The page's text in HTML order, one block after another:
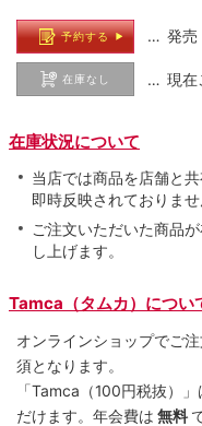
予約する … 発売
在庫なし … 現在
在庫状況について
当店では商品を店舗と
即時反映されておりませ
ご注文いただいた商品
し上げます。
Tamca（タムカ）につい
オンラインショップでご
須となります。
「Tamca （100円税抜）
だけます。 年会費は 無料